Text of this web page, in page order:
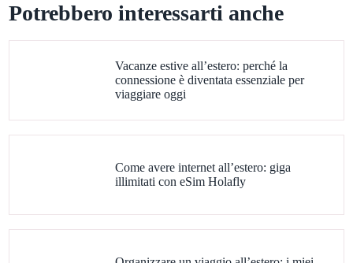
Potrebbero interessarti anche
Vacanze estive all’estero: perché la
connessione è diventata essenziale per
viaggiare oggi
Come avere internet all’estero: giga
illimitati con eSim Holafly